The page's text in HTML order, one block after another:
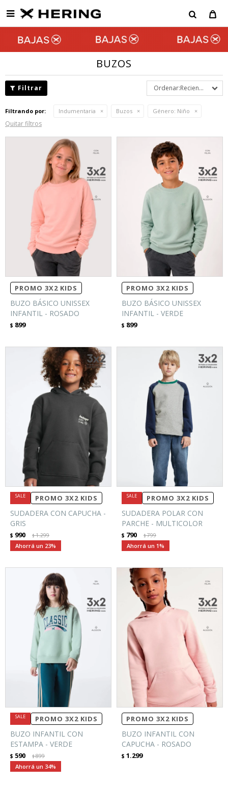

BUZOS
Recientes
Filtrando por: Indumentaria Buzos Género: Niño
Quitar filtros
PROMO 3X2 KIDS
BUZO BÁSICO UNISSEX
INFANTIL - ROSADO
$ 899
PROMO 3X2 KIDS
BUZO BÁSICO UNISSEX
INFANTIL - VERDE
$ 899
PROMO 3X2 KIDS
SUDADERA CON CAPUCHA -
GRIS
$ 990 $1.299
23
PROMO 3X2 KIDS
SUDADERA POLAR CON
PARCHE - MULTICOLOR
$ 790 $799
1
PROMO 3X2 KIDS
BUZO INFANTIL CON
ESTAMPA - VERDE
$ 590 $899
34
PROMO 3X2 KIDS
BUZO INFANTIL CON
CAPUCHA - ROSADO
$ 1.299